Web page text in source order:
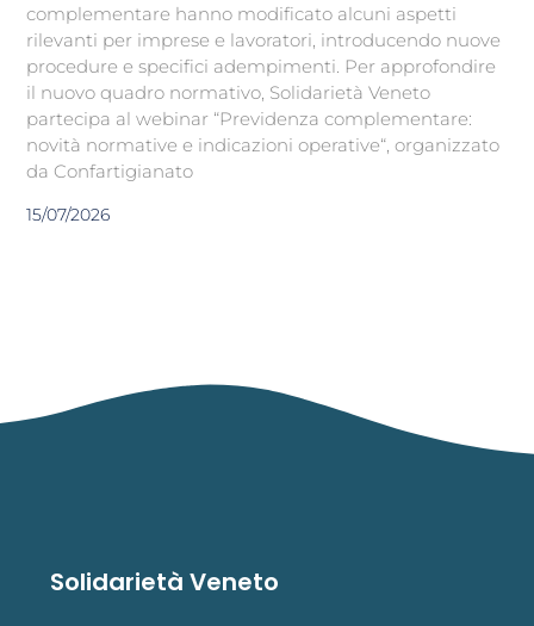
complementare hanno modificato alcuni aspetti
rilevanti per imprese e lavoratori, introducendo nuove
procedure e specifici adempimenti. Per approfondire
il nuovo quadro normativo, Solidarietà Veneto
partecipa al webinar “Previdenza complementare:
novità normative e indicazioni operative“, organizzato
da Confartigianato
15/07/2026
Solidarietà Veneto